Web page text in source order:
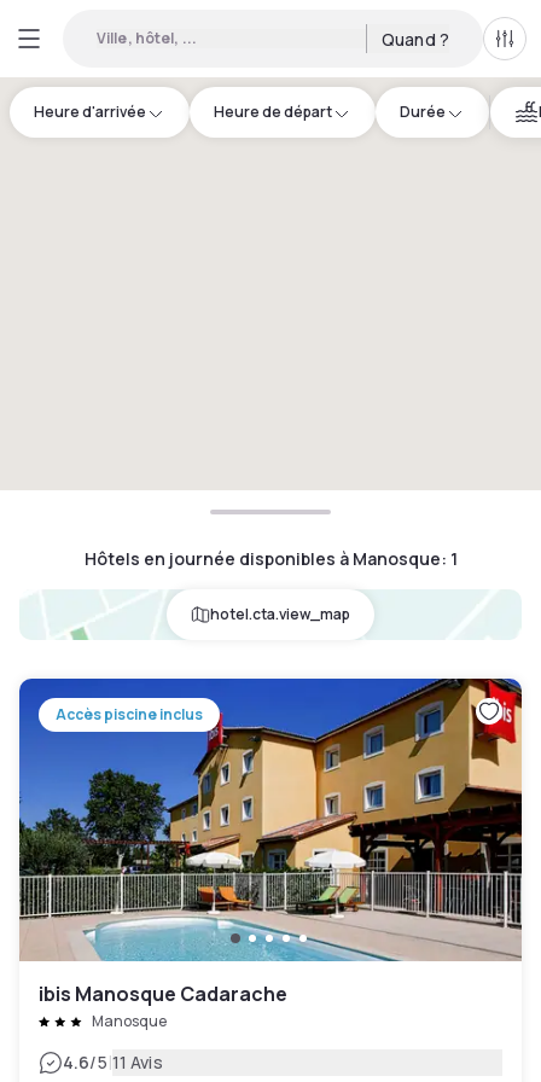
Ville, hôtel, ... Quand ?
Heure d'arrivée Heure de départ Durée
Hôtels en journée disponibles à Manosque: 1
hotel.cta.view_map
Accès piscine inclus
ibis Manosque Cadarache
Manosque
4.6/5|11 Avis